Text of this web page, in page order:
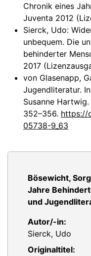
Chronik eines
Juventa 2012
Sierck, Udo:
unbequem. Die
behinderter
2017
von Glasenapp,
Jugendliteratur.
Susanne
352–356. https://
05738-9_63
Bösewicht,
Jahre
und
Autor/-in:
Sierck, Udo
Originaltitel: